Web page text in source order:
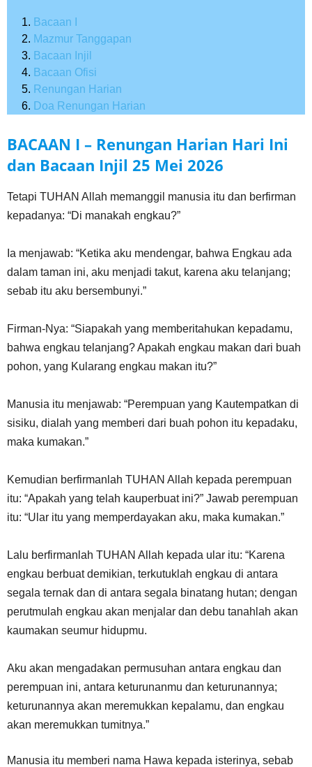
Bacaan I
Mazmur Tanggapan
Bacaan Injil
Bacaan Ofisi
Renungan Harian
Doa Renungan Harian
BACAAN I – Renungan Harian Hari Ini
dan Bacaan Injil 25 Mei 2026
Tetapi TUHAN Allah memanggil manusia itu dan berfirman
kepadanya: “Di manakah engkau?”
Ia menjawab: “Ketika aku mendengar, bahwa Engkau ada
dalam taman ini, aku menjadi takut, karena aku telanjang;
sebab itu aku bersembunyi.”
Firman-Nya: “Siapakah yang memberitahukan kepadamu,
bahwa engkau telanjang? Apakah engkau makan dari buah
pohon, yang Kularang engkau makan itu?”
Manusia itu menjawab: “Perempuan yang Kautempatkan di
sisiku, dialah yang memberi dari buah pohon itu kepadaku,
maka kumakan.”
Kemudian berfirmanlah TUHAN Allah kepada perempuan
itu: “Apakah yang telah kauperbuat ini?” Jawab perempuan
itu: “Ular itu yang memperdayakan aku, maka kumakan.”
Lalu berfirmanlah TUHAN Allah kepada ular itu: “Karena
engkau berbuat demikian, terkutuklah engkau di antara
segala ternak dan di antara segala binatang hutan; dengan
perutmulah engkau akan menjalar dan debu tanahlah akan
kaumakan seumur hidupmu.
Aku akan mengadakan permusuhan antara engkau dan
perempuan ini, antara keturunanmu dan keturunannya;
keturunannya akan meremukkan kepalamu, dan engkau
akan meremukkan tumitnya.”
Manusia itu memberi nama Hawa kepada isterinya, sebab